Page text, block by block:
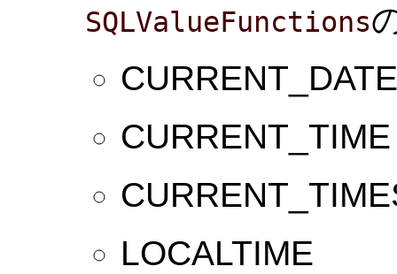
SQLValueFunctions
CURRENT_TIME
LOCALTIME